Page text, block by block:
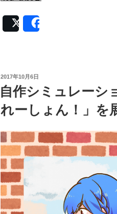
ゲ
展
示”
の
Post
投
稿
日:
2017年10月6日
自作シミュレーシ
れーしょん！」を